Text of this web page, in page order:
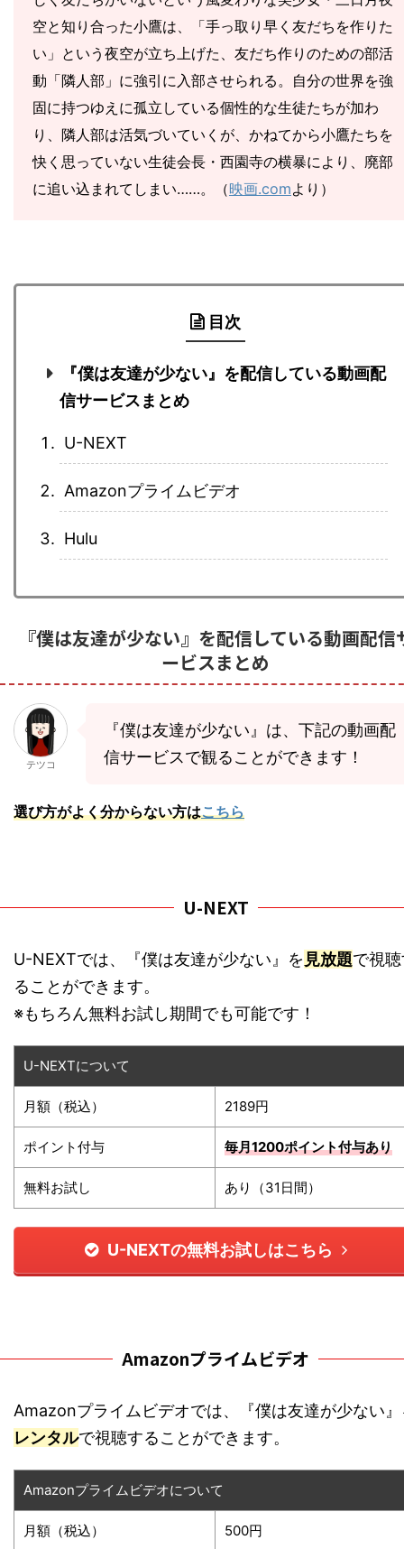
空と知り合った小鷹は、「手っ取り早く友だちを作りた
い」という夜空が立ち上げた、友だち作りのための部活
動「隣人部」に強引に入部させられる。自分の世界を強
固に持つゆえに孤立している個性的な生徒たちが加わ
り、隣人部は活気づいていくが、かねてから小鷹たちを
快く思っていない生徒会長・西園寺の横暴により、廃部
に追い込まれてしまい……。（映画.comより）
目次
『僕は友達が少ない』を配信している動画配
信サービスまとめ
U-NEXT
Amazonプライムビデオ
Hulu
『僕は友達が少ない』を配信している動画配信
ービスまとめ
テツコ
『僕は友達が少ない』は、下記の動画配
信サービスで観ることができます！
選び方がよく分からない方はこちら
U-NEXT
U-NEXTでは、『僕は友達が少ない』を 見放題で視
ることができます。
※もちろん無料お試し期間でも可能です！
U-NEXTについて
月額（税込） 2189円
ポイント付与 毎月1200ポイント付与あり
無料お試し あり（31日間）
U-NEXTの無料お試しはこちら
Amazonプライムビデオ
Amazonプライムビデオでは、『僕は友達が少ない
レンタルで視聴することができます。
Amazonプライムビデオについて
月額（税込） 500円